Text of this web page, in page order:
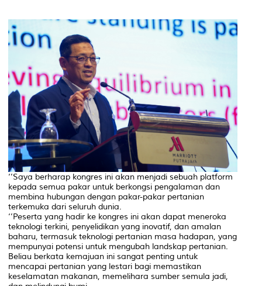
‘’Saya berharap kongres ini akan menjadi sebuah platform
kepada semua pakar untuk berkongsi pengalaman dan
membina hubungan dengan pakar-pakar pertanian
terkemuka dari seluruh dunia.
‘’Peserta yang hadir ke kongres ini akan dapat meneroka
teknologi terkini, penyelidikan yang inovatif, dan amalan
baharu, termasuk teknologi pertanian masa hadapan, yang
mempunyai potensi untuk mengubah landskap pertanian.
Beliau berkata kemajuan ini sangat penting untuk
mencapai pertanian yang lestari bagi memastikan
keselamatan makanan, memelihara sumber semula jadi,